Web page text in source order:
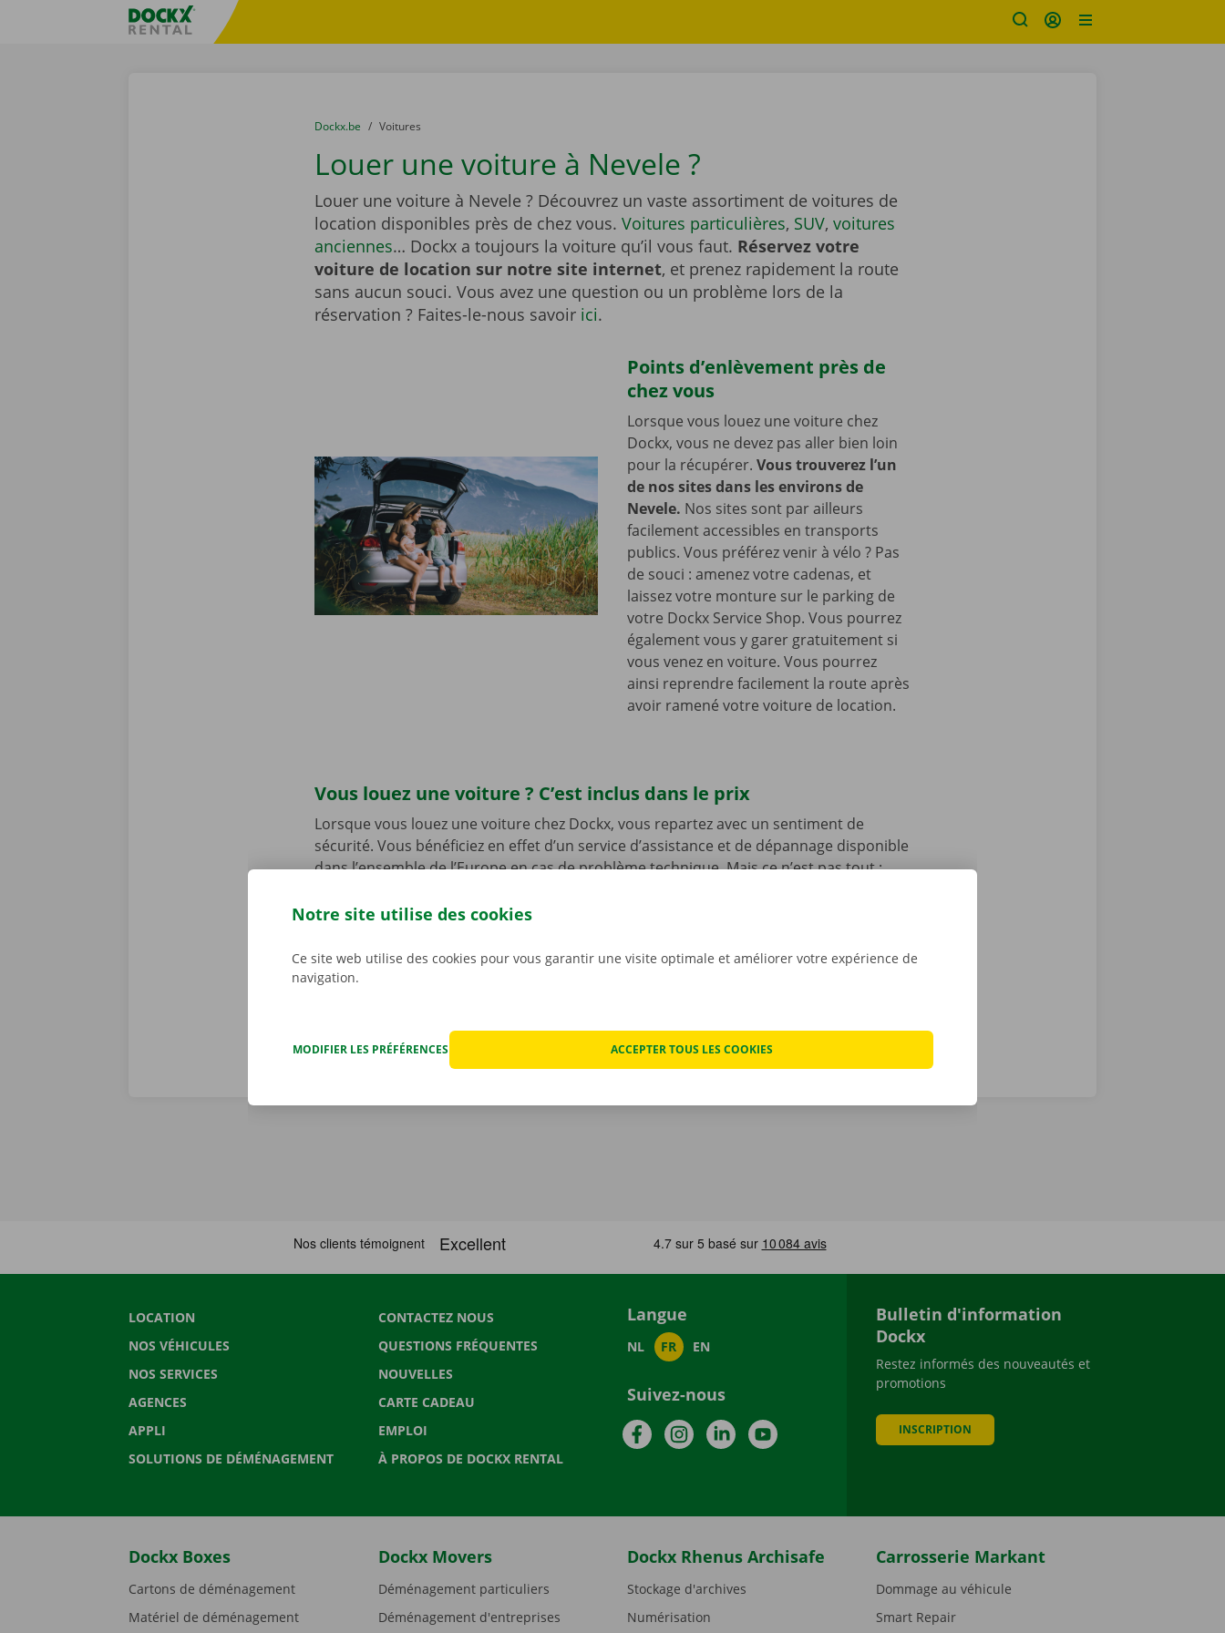
sitename
You are here:
du
Dockx.be to
Voitures
Louer une voiture à Nevele ?
Louer une voiture à Nevele ? Découvrez un vaste assortiment de voitures de
location disponibles près de chez vous. Voitures particulières, SUV, voitures
anciennes… Dockx a toujours la voiture qu’il vous faut. Réservez votre
voiture de location sur notre site internet, et prenez rapidement la route
sans aucun souci. Vous avez une question ou un problème lors de la
réservation ? Faites-le-nous savoir ici.
Points d’enlèvement près de
chez vous
Lorsque vous louez une voiture chez
Dockx, vous ne devez pas aller bien loin
pour la récupérer. Vous trouverez l’un
de nos sites dans les environs de
Nevele. Nos sites sont par ailleurs
facilement accessibles en transports
publics. Vous préférez venir à vélo ? Pas
de souci : amenez votre cadenas, et
laissez votre monture sur le parking de
votre Dockx Service Shop. Vous pourrez
également vous y garer gratuitement si
vous venez en voiture. Vous pourrez
ainsi reprendre facilement la route après
avoir ramené votre voiture de location.
Vous louez une voiture ? C’est inclus dans le prix
Lorsque vous louez une voiture chez Dockx, vous repartez avec un sentiment de
sécurité. Vous bénéficiez en effet d’un service d’assistance et de dépannage disponible
dans l’ensemble de l’Europe en cas de problème technique. Mais ce n’est pas tout :
début de la location. Nous constatons l’état de la voiture ensemble avant que vous
véritables priorités.
LOCATION
NOS VÉHICULES
NOS SERVICES
AGENCES
APPLI
SOLUTIONS DE DÉMÉNAGEMENT
CONTACTEZ NOUS
QUESTIONS FRÉQUENTES
NOUVELLES
CARTE CADEAU
EMPLOI
À PROPOS DE DOCKX RENTAL
Langue
NL FR EN
Suivez-nous
FacebookInstagramLinkedInYouTube
Bulletin d'information
Dockx
Restez informés des nouveautés et
promotions
INSCRIPTION
Dockx Boxes
Cartons de déménagement
Matériel de déménagement
Dockx Movers
Déménagement particuliers
Déménagement d'entreprises
Dockx Rhenus Archisafe
Stockage d'archives
Numérisation
Carrosserie Markant
Dommage au véhicule
Smart Repair
Notre site utilise des cookies
Ce site web utilise des cookies pour vous garantir une visite optimale et améliorer votre expérience de
navigation.
MODIFIER LES PRÉFÉRENCES ACCEPTER TOUS LES COOKIES